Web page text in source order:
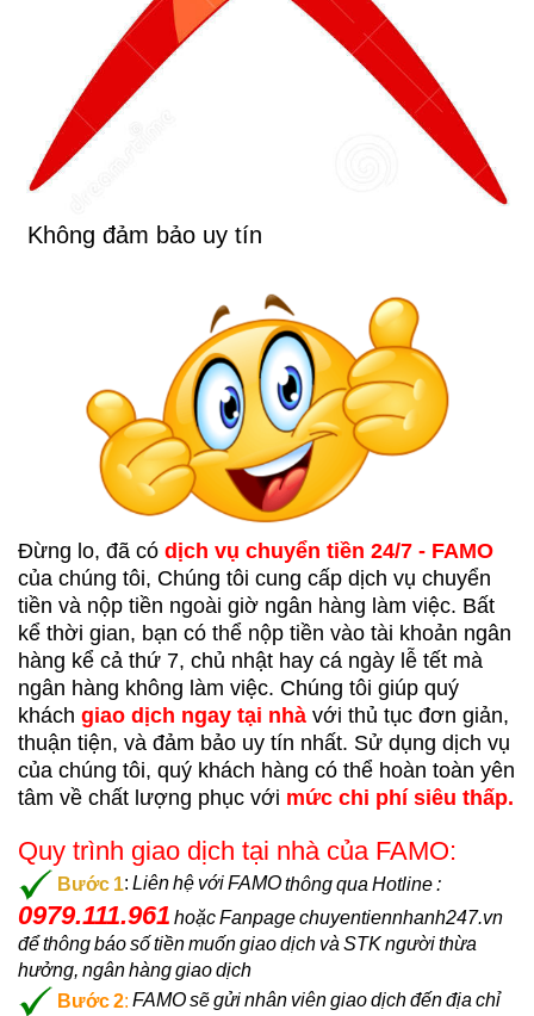
Không đảm bảo uy tín
Đừng lo, đã có dịch vụ chuyển tiền 24/7 - FAMO
của chúng tôi, Chúng tôi cung cấp dịch vụ chuyển
tiền và nộp tiền ngoài giờ ngân hàng làm việc. Bất
kể thời gian, bạn có thể nộp tiền vào tài khoản ngân
hàng kể cả thứ 7, chủ nhật hay cá ngày lễ tết mà
ngân hàng không làm việc. Chúng tôi giúp quý
khách giao dịch ngay tại nhà với thủ tục đơn giản,
thuận tiện, và đảm bảo uy tín nhất. Sử dụng dịch vụ
của chúng tôi, quý khách hàng có thể hoàn toàn yên
tâm về chất lượng phục với mức chi phí siêu thấp.
Quy trình giao dịch tại nhà của FAMO:
Bước 1: Liên hệ với FAMOthông qua Hotline :
0979.111.961 hoặc Fanpage chuyentiennhanh247.vn
đểthông báo số tiền muốn giao dịch và STK người thừa
hưởng, ngân hàng giao dịch
Bước 2: FAMO sẽ gửi nhân viên giao dịch đến địa chỉ